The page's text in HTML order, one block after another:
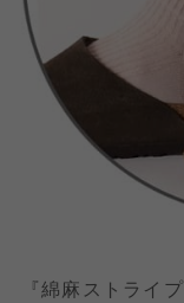
『綿麻ストライ